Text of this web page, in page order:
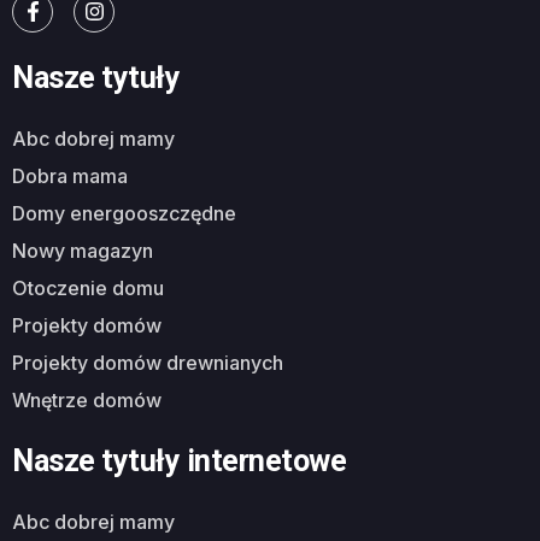
Nasze tytuły
abc dobrej mamy
dobra mama
domy energooszczędne
nowy magazyn
otoczenie domu
projekty domów
projekty domów drewnianych
wnętrze domów
Nasze tytuły internetowe
abc dobrej mamy